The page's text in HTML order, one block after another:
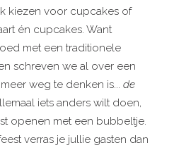
kiezen voor cupcakes of
én cupcakes. Want
met een traditionele
schreven we al over een
weg te denken is...de
iets anders wilt doen,
openen met een bubbeltje.
verras je jullie gasten dan